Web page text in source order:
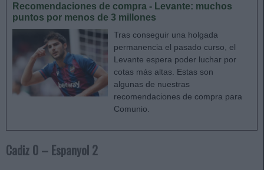
Recomendaciones de compra - Levante: muchos
puntos por menos de 3 millones
Tras conseguir una holgada
permanencia el pasado curso, el
Levante espera poder luchar por
cotas más altas. Estas son
algunas de nuestras
recomendaciones de compra para
Comunio.
Cadiz 0 – Espanyol 2